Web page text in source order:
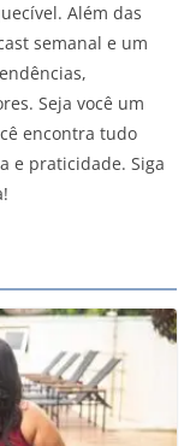
Além das
semanal e um
Seja você um
encontra tudo
e praticidade. Siga